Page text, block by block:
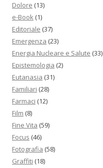
Dolore (13)
e-Book (1)
Editoriale (37)
Emergenza (23)
Energia Nucleare e Salute (33)
Epistemologia (2)
Eutanasia (31)
Familiari (28)
Farmaci (12)
Film (8)
Fine Vita (59)
Focus (46)
Fotografia (58)
Graffiti (18)